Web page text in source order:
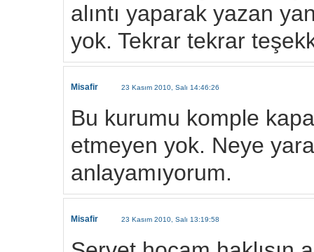
alıntı yaparak yazan
yok. Tekrar tekrar
Misafir 23 Kasım 2010, Salı 14:46:26
Bu kurumu komple
etmeyen yok. Neye
anlayamıyorum.
Misafir 23 Kasım 2010, Salı 13:19:58